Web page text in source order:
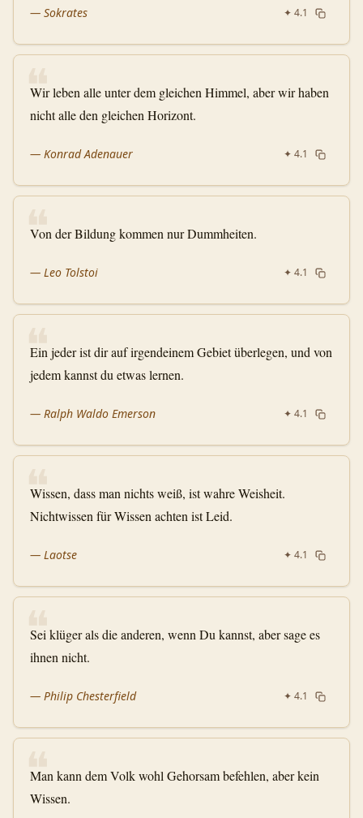
— Sokrates ✦ 4.1
❝
Wir leben alle unter dem gleichen Himmel, aber wir haben
nicht alle den gleichen Horizont.
— Konrad Adenauer ✦ 4.1
❝
Von der Bildung kommen nur Dummheiten.
— Leo Tolstoi ✦ 4.1
❝
Ein jeder ist dir auf irgendeinem Gebiet überlegen, und von
jedem kannst du etwas lernen.
— Ralph Waldo Emerson ✦ 4.1
❝
Wissen, dass man nichts weiß, ist wahre Weisheit.
Nichtwissen für Wissen achten ist Leid.
— Laotse ✦ 4.1
❝
Sei klüger als die anderen, wenn Du kannst, aber sage es
ihnen nicht.
— Philip Chesterfield ✦ 4.1
❝
Man kann dem Volk wohl Gehorsam befehlen, aber kein
Wissen.